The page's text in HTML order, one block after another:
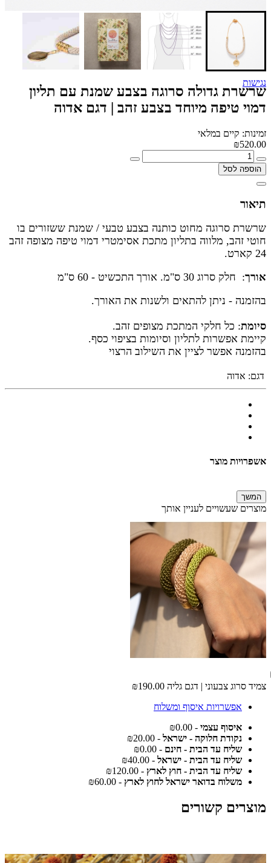
שרשרת גדולה סרוגה בצבע שמנת עם תליון
דמוי טיפה מיוחד בצבע זהב | דגם אדוה
זמינות: קיים במלאי
₪520.00
הוספה לסל
תיאור
שרשרת סרוגה מחוט כותנה בצבע טבעי / שמנת ששזורים בו
חוטי זהב, מלווה בתליון מתכת אסימטרי דמוי טיפה מצופה זהב
24 קארט.
אורך: חלק סרוג 30 ס"מ. אורך התכשיט - 60 ס"מ
בהזמנה - ניתן להתאים ולשנות את האורך.
סיומת: כל חלקי המתכת מצופים זהב.
קיימת אפשרות לתליון וסיומות בציפוי כסף.
בהזמנה אפשר לציין את השילוב הרצוי
דגם: אדוה
אשפרויות מוצר
המשך
מוצרים שעשויים לעניין אותך
צמיד סרוג צבעוני | דגם גליה ₪190.00
אפשרויות איסוף ומשלוח
איסוף עצמי - ₪0.00
נקודת חלוקה - ישראל - ₪20.00
שליח עד הבית - חינם - ₪0.00
שליח עד הבית - ישראל - ₪40.00
שליח עד הבית - חוץ לארץ - ₪120.00
משלוח בדואר ישראל לחוץ לארץ - ₪60.00
מוצרים קשורים
נגישות